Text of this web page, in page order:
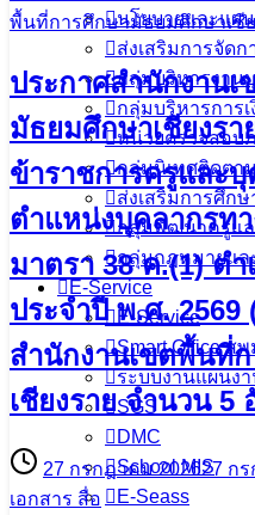
นโยบายและแผน
ส่งเสริมการจัดก
กลุ่มบริหารงาน
กลุ่มบริหารการ
หน่วยตรวจสอบ
กลุ่มนิเทศติดตา
ส่งเสริมการศึก
กลุ่มพัฒนาครูแ
กลุ่มกฎหมายแล
E-Service
E-Service
Smart Office ส
ระบบงานแผนง
SGS
DMC
School MIS
E-Seass
ประกาศสำนักงาน
มัธยมศึกษาเชียงรา
ข้าราชการครูและ
ตำแหน่งบุคลากรท
มาตรา 38 ค.(1) ต
ประจำปี พ.ศ. 2569
สำนักงานเขตพื้นที่
เชียงราย จำนวน 5
27 กรกฎาคม 202627 ก
เอกสาร สื่อ